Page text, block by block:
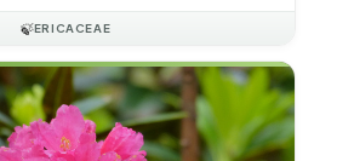
🍃ERICACEAE